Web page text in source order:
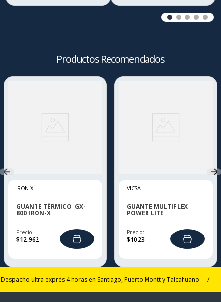
Productos Recomendados
IRON-X
GUANTE TÉRMICO IGX-
800 IRON-X
Precio:
$12.962
VICSA
GUANTE MULTIFLEX
POWER LITE
Precio:
$1023
ultra exprés 4 horas en Santiago, Puerto Montt y Talcahuano /